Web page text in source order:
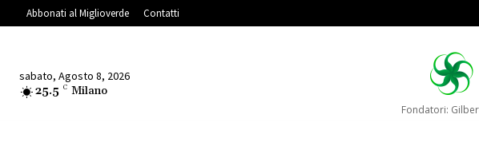
Abbonati al Miglioverde Contatti
sabato, Agosto 8, 2026
25.5 C Milano
Fondatori: